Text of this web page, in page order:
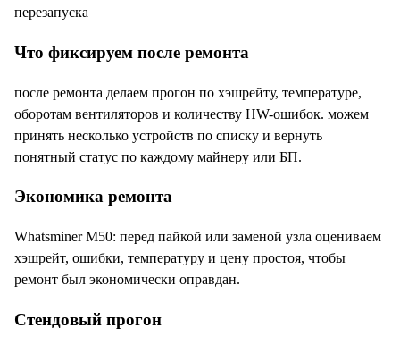
перезапуска
Что фиксируем после ремонта
после ремонта делаем прогон по хэшрейту, температуре,
оборотам вентиляторов и количеству HW-ошибок. можем
принять несколько устройств по списку и вернуть
понятный статус по каждому майнеру или БП.
Экономика ремонта
Whatsminer M50: перед пайкой или заменой узла оцениваем
хэшрейт, ошибки, температуру и цену простоя, чтобы
ремонт был экономически оправдан.
Стендовый прогон